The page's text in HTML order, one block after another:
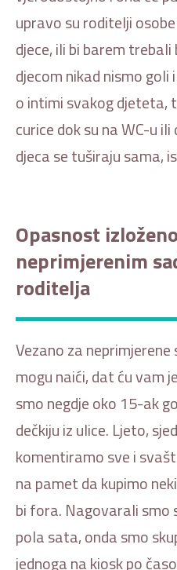
upravo su roditelji
djece, ili bi barem
djecom nikad nismo
o intimi svakog djeteta,
curice dok su na WC-u
djeca se tuširaju sama,
Opasnost
neprimjerenim
roditelja
Vezano za
mogu naići, dat ću vam
smo negdje oko 15-ak
dečkiju iz ulice. Ljeto,
komentiramo sve i
na pamet da kupimo
bi fora. Nagovarali smo
pola sata, onda smo
jednoga na kiosk po